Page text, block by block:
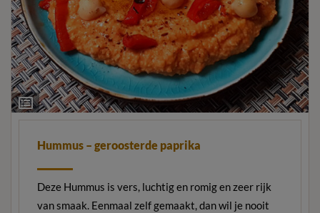
Ingrediëntenlijst
Hummus – geroosterde paprika
Deze Hummus is vers, luchtig en romig en zeer rijk
van smaak. Eenmaal zelf gemaakt, dan wil je nooit